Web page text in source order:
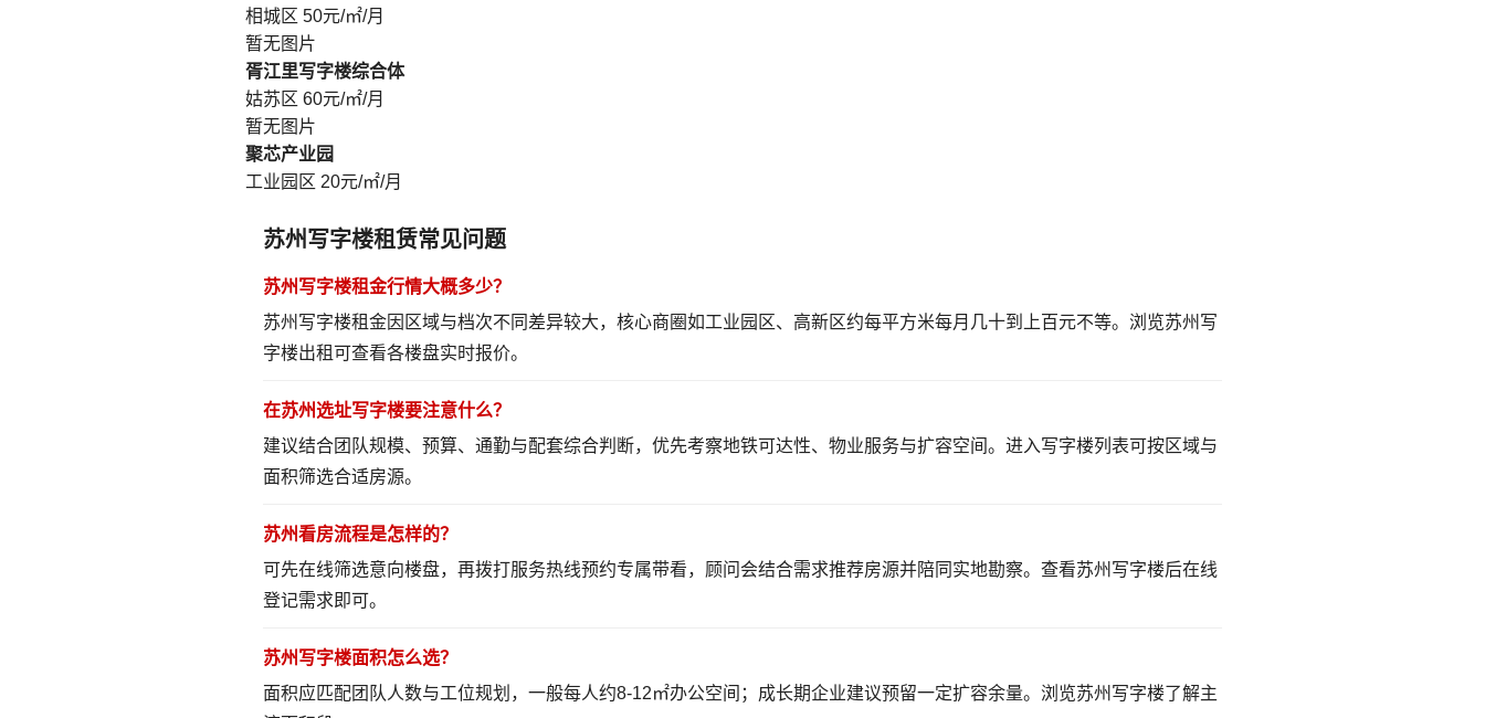
相城区 50元/㎡/月
暂无图片
胥江里写字楼综合体
姑苏区 60元/㎡/月
暂无图片
聚芯产业园
工业园区 20元/㎡/月
苏州写字楼租赁常见问题
苏州写字楼租金行情大概多少？
苏州写字楼租金因区域与档次不同差异较大，核心商圈如工业园区、高新区约每平方米每月几十到上百元不等。 浏览苏州写
字楼出租可查看各楼盘实时报价。
在苏州选址写字楼要注意什么？
建议结合团队规模、预算、通勤与配套综合判断，优先考察地铁可达性、物业服务与扩容空间。 进入写字楼列表可按区域与
面积筛选合适房源。
苏州看房流程是怎样的？
可先在线筛选意向楼盘，再拨打服务热线预约专属带看，顾问会结合需求推荐房源并陪同实地勘察。 查看苏州写字楼后在线
登记需求即可。
苏州写字楼面积怎么选？
面积应匹配团队人数与工位规划，一般每人约8-12㎡办公空间；成长期企业建议预留一定扩容余量。 浏览苏州写字楼了解主